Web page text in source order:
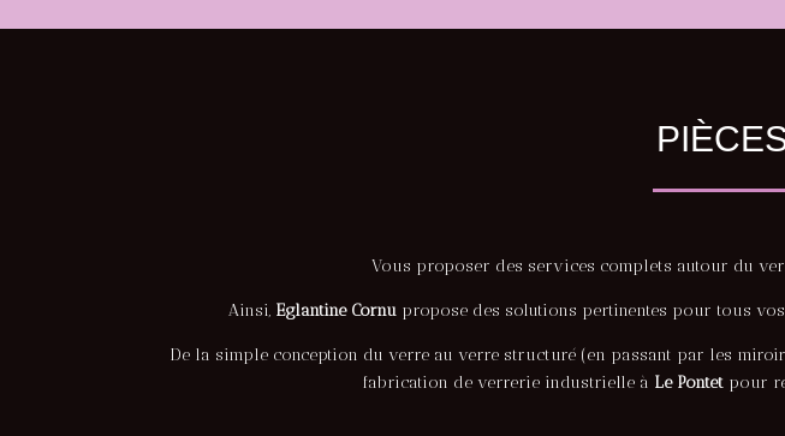
Vous proposer des services complets autour du
Ainsi, Eglantine Cornupropose des solutions pertinentes pour tous vos
De la simple conception du verre au verre structuré (en passant par les
fabrication de verrerie industrielle à Le Pontet pour